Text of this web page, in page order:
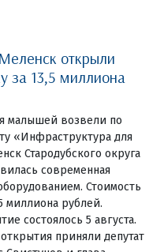
открыли
за 13,5 миллиона
малышей возвели по
«Инфраструктура для
Стародубского округа
современная
Стоимость
миллиона рублей.
состоялось 5 августа.
приняли депутат